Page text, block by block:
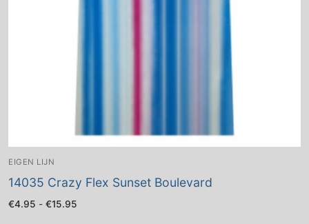
EIGEN LIJN
14035 Crazy Flex Sunset Boulevard
€4.95 - €15.95